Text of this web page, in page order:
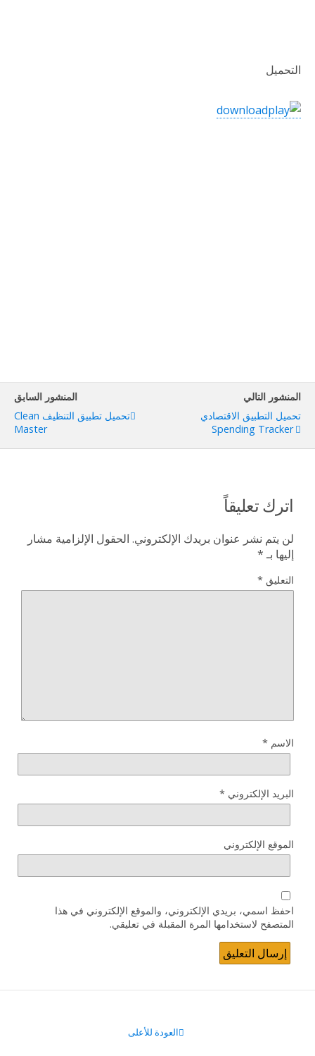
التحميل
المنشور السابق
تحميل تطبيق التنظيف Clean
Master
المنشور التالي
تحميل التطبيق الاقتصادي
Spending Tracker
اترك تعليقاً
لن يتم نشر عنوان بريدك الإلكتروني. الحقول الإلزامية مشار
إليها بـ*
التعليق *
الاسم *
البريد الإلكتروني *
الموقع الإلكتروني
احفظ اسمي، بريدي الإلكتروني، والموقع الإلكتروني في هذا
المتصفح لاستخدامها المرة المقبلة في تعليقي.
العودة للأعلى